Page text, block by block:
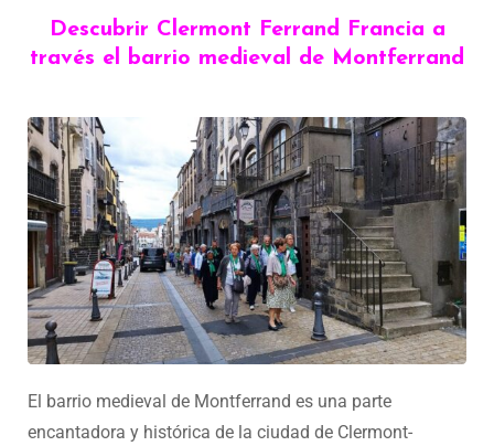
Descubrir Clermont Ferrand Francia a
través el barrio medieval de Montferrand
El barrio medieval de Montferrand es una parte
encantadora y histórica de la ciudad de Clermont-